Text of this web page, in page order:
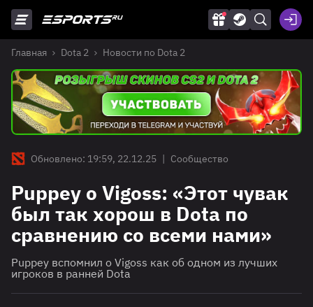
Главная Dota 2 Новости по Dota 2
Обновлено: 19:59, 22.12.25 | Сообщество
Puppey о Vigoss: «Этот чувак
был так хорош в Dota по
сравнению со всеми нами»
Puppey вспомнил о Vigoss как об одном из лучших
игроков в ранней Dota